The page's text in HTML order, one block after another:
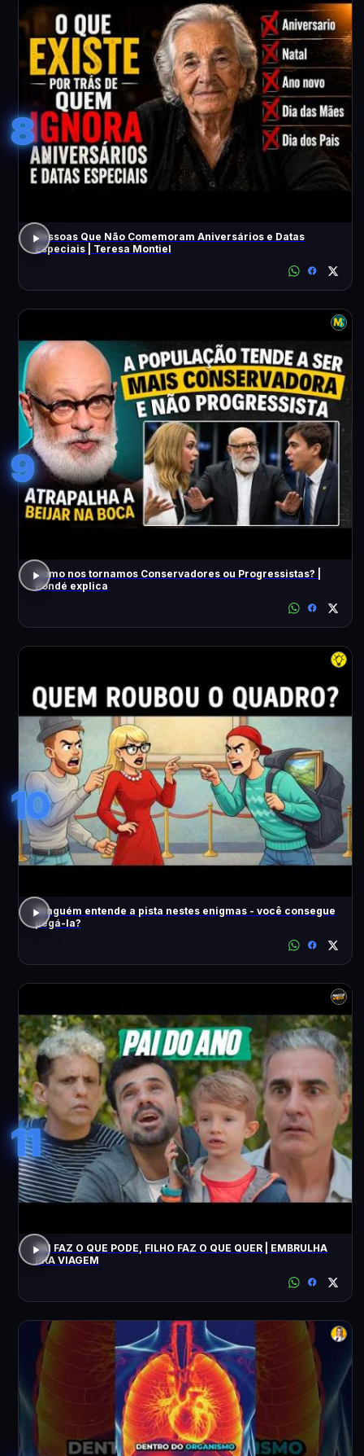
8
Pessoas Que Não Comemoram Aniversários e Datas
Especiais | Teresa Montiel
9
Como nos tornamos Conservadores ou Progressistas? |
Pondé explica
10
Ninguém entende a pista nestes enigmas - você consegue
pegá-la?
11
PAI FAZ O QUE PODE, FILHO FAZ O QUE QUER | EMBRULHA
PRA VIAGEM